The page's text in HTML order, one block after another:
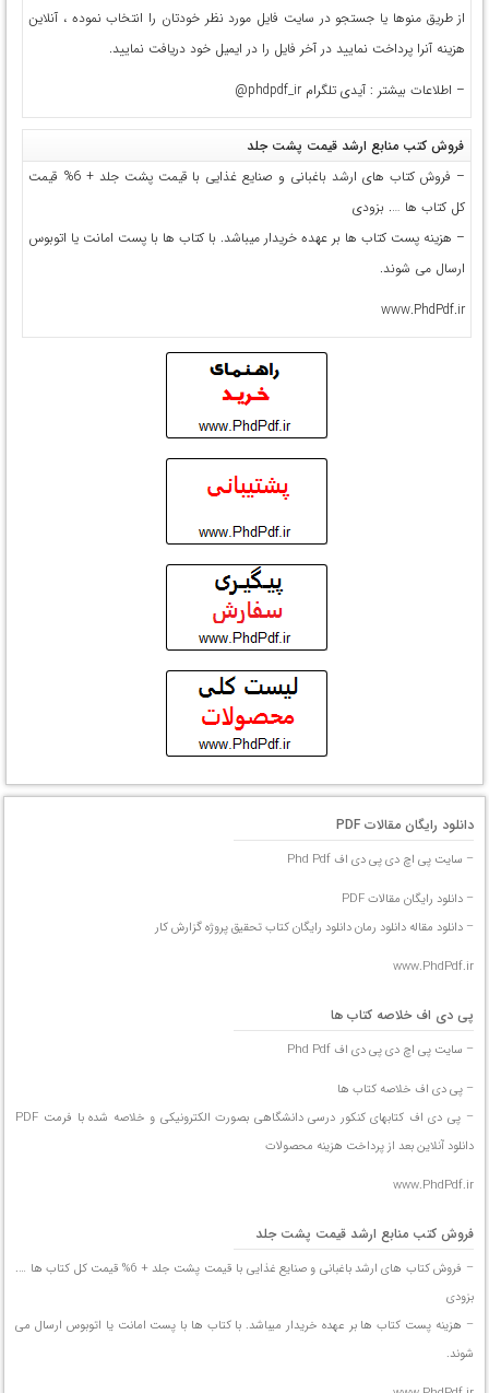
از طریق منوها یا جستجو در سایت فایل مورد نظر خودتان را انتخاب نموده ، آنلاین
هزینه آنرا پرداخت نمایید در آخر فایل را در ایمیل خود دریافت نمایید.
– اطلاعات بیشتر : آیدی تلگرام phdpdf_ir@
فروش کتب منابع ارشد قیمت پشت جلد
– فروش کتاب های ارشد باغبانی و صنایع غذایی با قیمت پشت جلد + 6% قیمت
کل کتاب ها …. بزودی
– هزینه پست کتاب ها بر عهده خریدار میباشد. با کتاب ها با پست امانت یا اتوبوس
ارسال می شوند.
www.PhdPdf.ir
دانلود رایگان مقالات PDF
– سایت پی اچ دی پی دی اف Phd Pdf
– دانلود رایگان مقالات PDF
– دانلود مقاله دانلود رمان دانلود رایگان کتاب تحقیق پروژه گزارش کار
www.PhdPdf.ir
پی دی اف خلاصه کتاب ها
– سایت پی اچ دی پی دی اف Phd Pdf
– پی دی اف خلاصه کتاب ها
– پی دی اف کتابهای کنکور درسی دانشگاهی بصورت الکترونیکی و خلاصه شده با فرمت PDF
دانلود آنلاین بعد از پرداخت هزینه محصولات
www.PhdPdf.ir
فروش کتب منابع ارشد قیمت پشت جلد
– فروش کتاب های ارشد باغبانی و صنایع غذایی با قیمت پشت جلد + 6% قیمت کل کتاب ها ….
بزودی
– هزینه پست کتاب ها بر عهده خریدار میباشد. با کتاب ها با پست امانت یا اتوبوس ارسال می
شوند.